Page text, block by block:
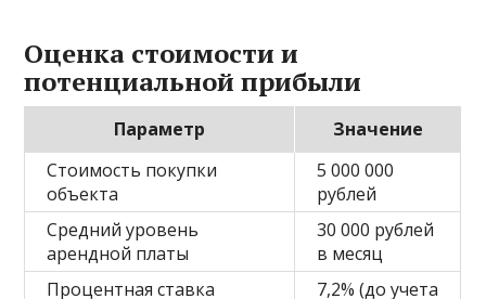
Оценка стоимости и
потенциальной прибыли
Параметр
Значение
Стоимость покупки
объекта
5 000 000
рублей
Средний уровень
арендной платы
30 000 рублей
в месяц
Процентная ставка
7,2% (до учета